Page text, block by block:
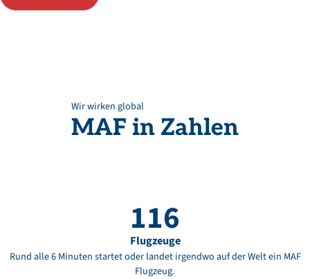
Wir wirken global
MAF in Zahlen
116
Flugzeuge
Rund alle 6 Minuten startet oder landet irgendwo auf der Welt ein MAF
Flugzeug.